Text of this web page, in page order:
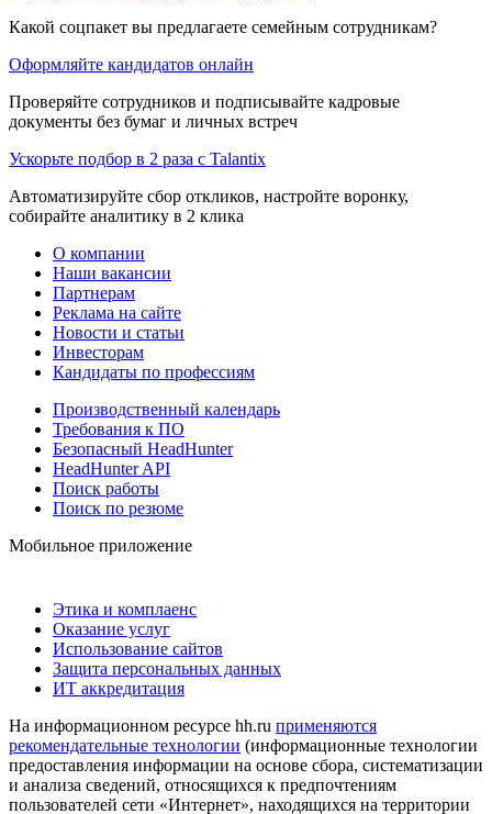
Какой соцпакет вы предлагаете семейным сотрудникам?
Оформляйте кандидатов онлайн
Проверяйте сотрудников и подписывайте кадровые
документы без бумаг и личных встреч
Ускорьте подбор в 2 раза с Talantix
Автоматизируйте сбор откликов, настройте воронку,
собирайте аналитику в 2 клика
О компании
Наши вакансии
Партнерам
Реклама на сайте
Новости и статьи
Инвесторам
Кандидаты по профессиям
Производственный календарь
Требования к ПО
Безопасный HeadHunter
HeadHunter API
Поиск работы
Поиск по резюме
Мобильное приложение
Этика и комплаенс
Оказание услуг
Использование сайтов
Защита персональных данных
ИТ аккредитация
На информационном ресурсе hh.ru применяются
рекомендательные технологии (информационные технологии
предоставления информации на основе сбора, систематизации
и анализа сведений, относящихся к предпочтениям
пользователей сети «Интернет», находящихся на территории